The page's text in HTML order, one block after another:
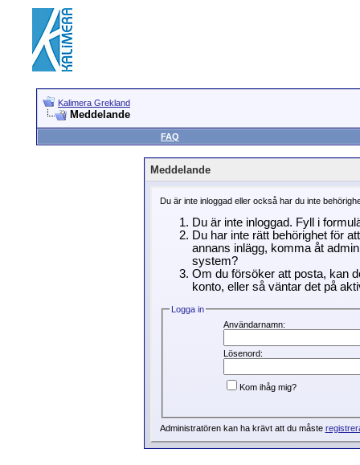
Kalimera Grekland
Meddelande
FAQ
Meddelande
Du är inte inloggad eller också har du inte
Du är inte inloggad. Fyll i
Du har inte rätt behörighet för
annans inlägg, komma åt
system?
Om du försöker att posta, kan
konto, eller så väntar det på
Logga in
Användarnamn:
Lösenord:
Kom ihåg mig?
Administratören kan ha krävt att du måste